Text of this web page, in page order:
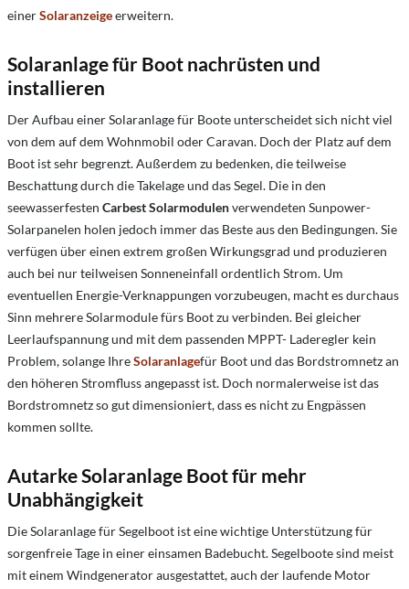
einerSolaranzeigeerweitern.
Solaranlage für Boot nachrüsten und
installieren
Der Aufbau einer Solaranlage für Boote unterscheidet sich nicht viel
von dem auf dem Wohnmobil oder Caravan. Doch der Platz auf dem
Boot ist sehr begrenzt. Außerdem zu bedenken, die teilweise
Beschattung durch die Takelage und das Segel. Die in den
seewasserfesten Carbest Solarmodulenverwendeten Sunpower-
Solarpanelen holen jedoch immer das Beste aus den Bedingungen. Sie
verfügen über einen extrem großen Wirkungsgrad und produzieren
auch bei nur teilweisen Sonneneinfall ordentlich Strom. Um
eventuellen Energie-Verknappungen vorzubeugen, macht es durchaus
Sinn mehrere Solarmodule fürs Boot zu verbinden. Bei gleicher
Leerlaufspannung und mit dem passenden MPPT- Laderegler kein
Problem, solange IhreSolaranlagefür Boot und das Bordstromnetz an
den höheren Stromfluss angepasst ist. Doch normalerweise ist das
Bordstromnetz so gut dimensioniert, dass es nicht zu Engpässen
kommen sollte.
Autarke Solaranlage Boot für mehr
Unabhängigkeit
Die Solaranlage für Segelboot ist eine wichtige Unterstützung für
sorgenfreie Tage in einer einsamen Badebucht. Segelboote sind meist
mit einem Windgenerator ausgestattet, auch der laufende Motor